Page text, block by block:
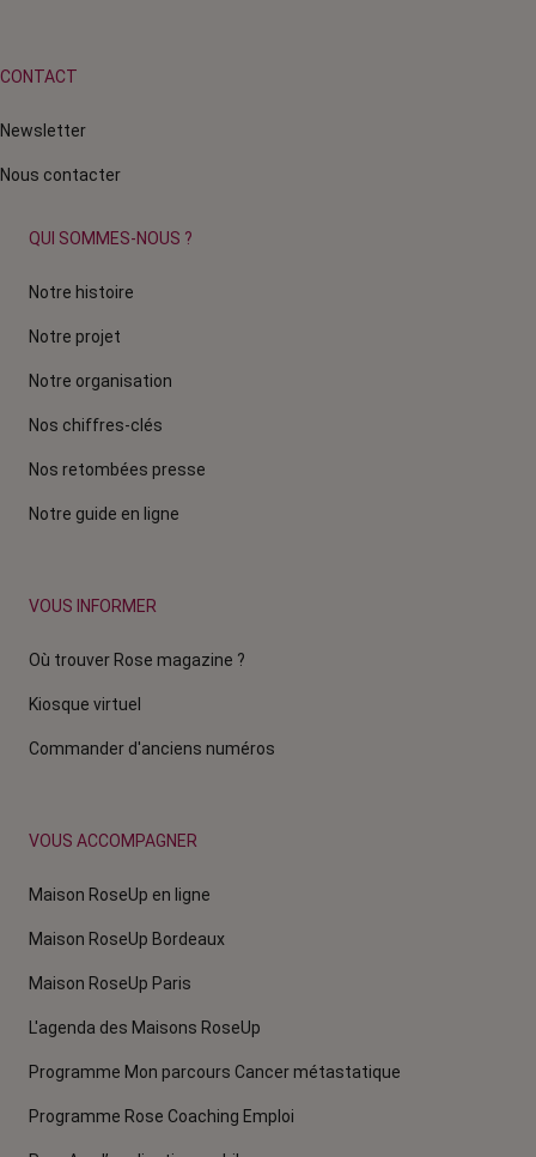
CONTACT
Newsletter
Nous contacter
QUI SOMMES-NOUS ?
Notre histoire
Notre projet
Notre organisation
Nos chiffres-clés
Nos retombées presse
Notre guide en ligne
VOUS INFORMER
Où trouver Rose magazine ?
Kiosque virtuel
Commander d'anciens numéros
VOUS ACCOMPAGNER
Maison RoseUp en ligne
Maison RoseUp Bordeaux
Maison RoseUp Paris
L'agenda des Maisons RoseUp
Programme Mon parcours Cancer métastatique
Programme Rose Coaching Emploi